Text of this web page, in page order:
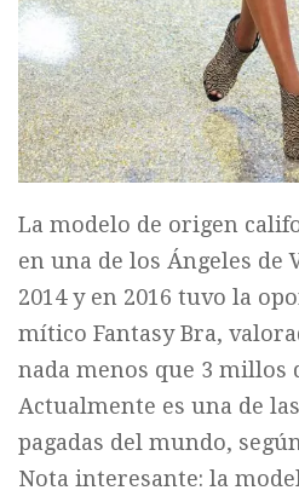
La modelo de origen
en una de los Ángeles de
2014 y en 2016 tuvo la
mítico Fantasy Bra,
nada menos que 3 millos
Actualmente es una de
pagadas del mundo,
Nota interesante: la